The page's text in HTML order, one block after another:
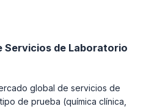
Servicios de Laboratorio
global de servicios de
de prueba (química clínica,